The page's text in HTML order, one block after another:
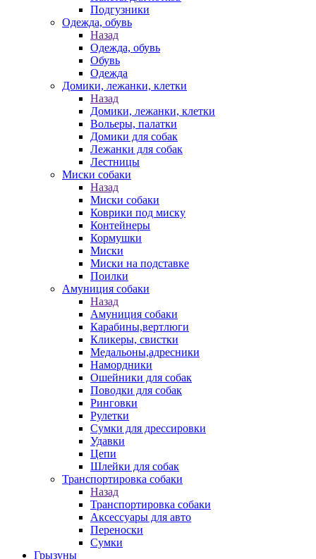
Подгузники
Одежда, обувь
Назад
Одежда, обувь
Обувь
Одежда
Домики, лежанки, клетки
Назад
Домики, лежанки, клетки
Вольеры, палатки
Домики для собак
Лежанки для собак
Лестницы
Миски собаки
Назад
Миски собаки
Коврики под миску
Контейнеры
Кормушки
Миски
Миски на подставке
Поилки
Амуниция собаки
Назад
Амуниция собаки
Карабины,вертлюги
Кликеры, свистки
Медальоны,адресники
Намордники
Ошейники для собак
Поводки для собак
Ринговки
Рулетки
Сумки для дрессировки
Удавки
Цепи
Шлейки для собак
Транспортировка собаки
Назад
Транспортировка собаки
Аксессуары для авто
Переноски
Сумки
Грызуны